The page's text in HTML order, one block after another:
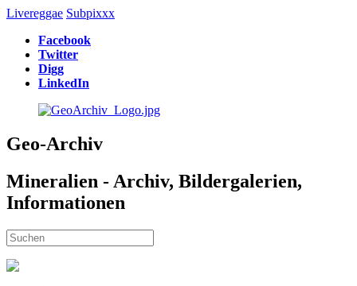
Livereggae Subpixxx
Facebook
Twitter
Digg
LinkedIn
Geo-Archiv
Mineralien - Archiv, Bildergalerien,
Informationen